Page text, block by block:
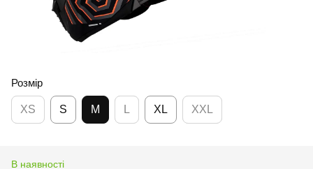
Розмір
XS S M L XL XXL
В наявності